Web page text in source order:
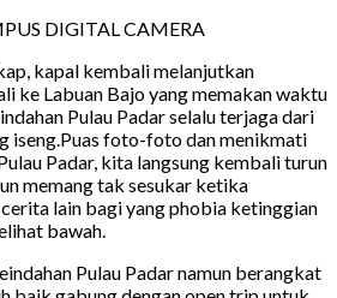
kapal kembali melanjutkan
ke Labuan Bajo yang memakan waktu
Pulau Padar selalu terjaga dari
iseng.Puas foto-foto dan menikmati
Padar, kita langsung kembali turun
memang tak sesukar ketika
lain bagi yang phobia ketinggian
bawah.
Pulau Padar namun berangkat